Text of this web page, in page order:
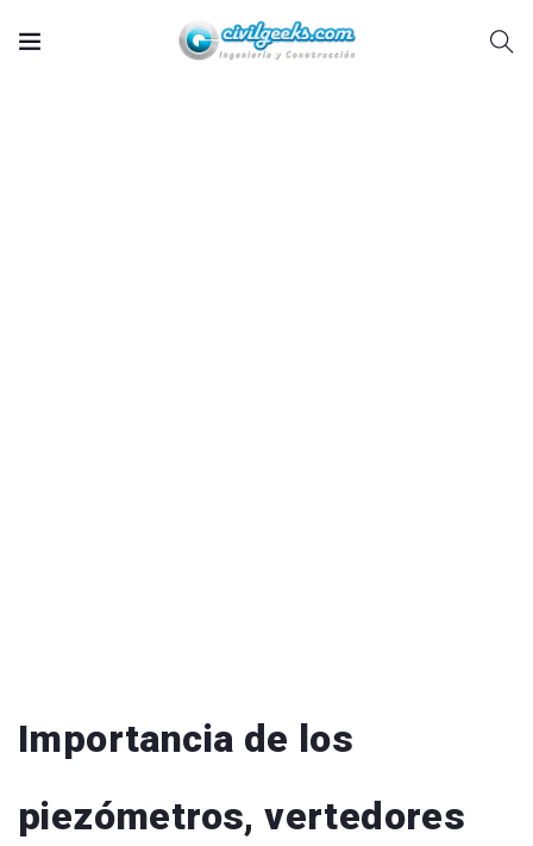
Importancia de los
piezómetros, vertedores